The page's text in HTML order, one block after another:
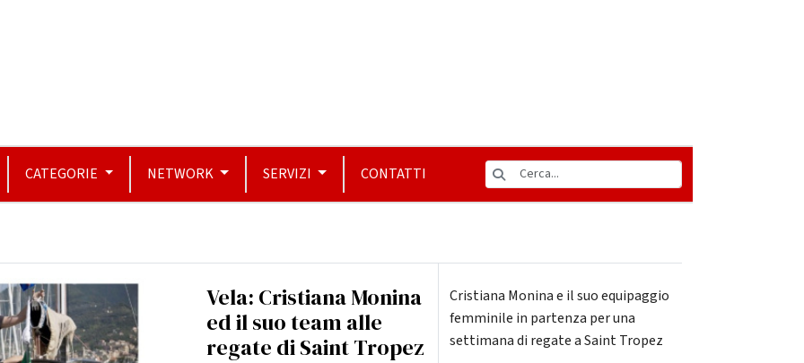
CATEGORIE NETWORK SERVIZI CONTATTI
Vela: Cristiana Monina
ed il suo team alle
regate di Saint Tropez
Cristiana Monina e il suo equipaggio
femminile in partenza per una
settimana di regate a Saint Tropez